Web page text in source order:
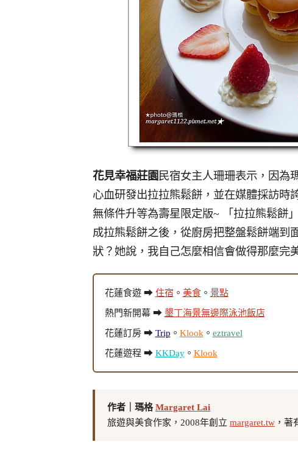
花見幸福莊園 民宿女主人珊珊表示，因為
心血研發出拉拉熊鬆餅，並在媒體採訪時
無條件升等為壽星限定版~ 「拉拉熊鬆餅
成拉熊鬆餅之後，從廚房把整盤鬆餅端到
狀？她說，我自己怎麼相信會做得那麼完
花蓮食遊 ➡ 住宿 。 美食。 景點
熱門新開幕 ➡ 墾丁海景無邊際泳池飯店
花蓮訂房 ➡ Trip 。 Klook 。 eztravel
花蓮遊程 ➡ KKDay。 Klook
作者｜瑪格Margaret Lai
旅遊與美食作家，2008年創立 margaret.tw ，著